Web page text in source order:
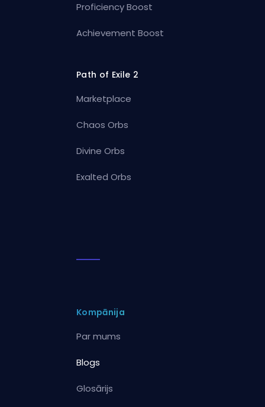
Proficiency Boost
Achievement Boost
Path of Exile 2
Marketplace
Chaos Orbs
Divine Orbs
Exalted Orbs
Kompānija
Par mums
Blogs
Glosārijs